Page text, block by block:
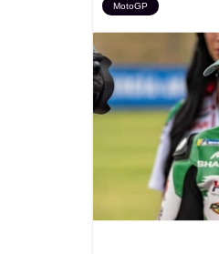
MotoGP